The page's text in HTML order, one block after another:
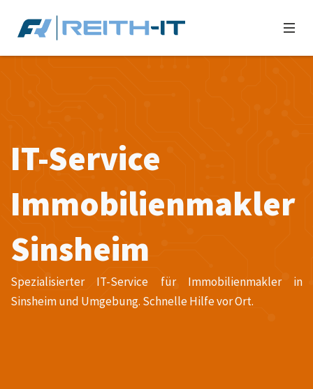
IT-Service
Immobilienmakler
Sinsheim
Spezialisierter IT-Service für Immobilienmakler in
Sinsheim und Umgebung. Schnelle Hilfe vor Ort.